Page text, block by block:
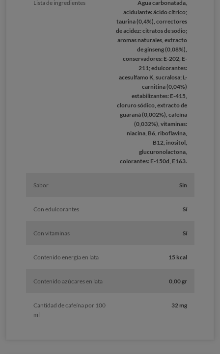
Lista de ingredientes
Agua carbonatada,
acidulante: ácido cítrico;
taurina (0,4%), correctores
de acidez: citratos de sodio;
aromas naturales, extracto
de ginseng (0,08%),
conservadores: E-202, E-
211; edulcorantes:
acesulfamo K, sucralosa; L-
carnitina (0,04%)
estabilizantes: E-415,
cloruro sódico, extracto de
guaraná (0,002%), cafeína
(0,032%), vitaminas:
niacina, B6, riboflavina,
B12, inositol,
glucuronolactona,
colorantes: E-150d, E163.
Sabor Sin
Con edulcorantes Sí
Con vitaminas Sí
Contenido energía en lata 15 kcal
Contenido azúcares en lata 0,00 gr
Cantidad de cafeína por 100
ml
32 mg